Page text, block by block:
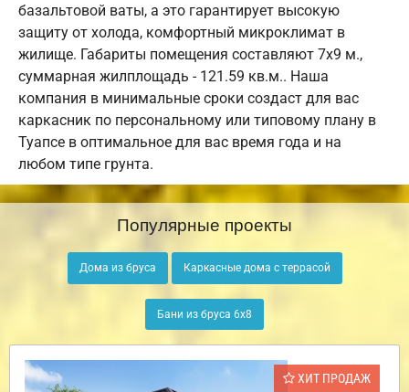
базальтовой ваты, а это гарантирует высокую
защиту от холода, комфортный микроклимат в
жилище. Габариты помещения составляют 7х9 м.,
суммарная жилплощадь - 121.59 кв.м.. Наша
компания в минимальные сроки создаст для вас
каркасник по персональному или типовому плану в
Туапсе в оптимальное для вас время года и на
любом типе грунта.
Популярные проекты
Дома из бруса Каркасные дома с террасой
Бани из бруса 6х8
ХИТ ПРОДАЖ